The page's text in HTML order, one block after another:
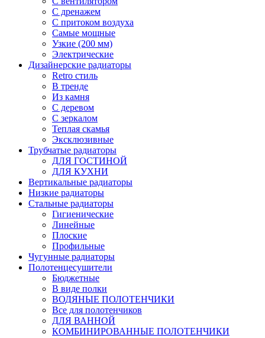
С дренажем
С притоком воздуха
Самые мощные
Узкие (200 мм)
Электрические
Дизайнерские радиаторы
Retro стиль
В тренде
Из камня
С деревом
С зеркалом
Теплая скамья
Эксклюзивные
Трубчатые радиаторы
ДЛЯ ГОСТИНОЙ
ДЛЯ КУХНИ
Вертикальные радиаторы
Низкие радиаторы
Стальные радиаторы
Гигиенические
Линейные
Плоские
Профильные
Чугунные радиаторы
Полотенцесушители
Бюджетные
В виде полки
ВОДЯНЫЕ ПОЛОТЕНЧИКИ
Все для полотенчиков
ДЛЯ ВАННОЙ
КОМБИНИРОВАННЫЕ ПОЛОТЕНЧИКИ